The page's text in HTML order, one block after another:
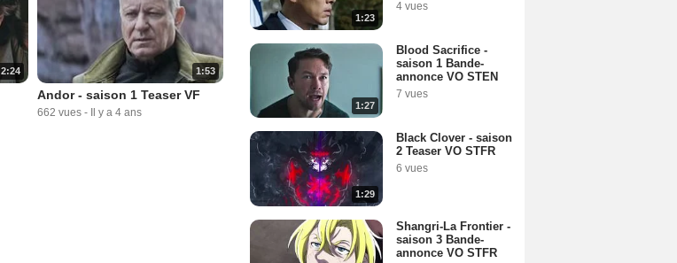
2:24 1:53
Andor - saison 1 Teaser VF
662 vues - Il y a 4 ans
1:23
4 vues
1:27
Blood Sacrifice -
saison 1 Bande-
annonce VO STEN
7 vues
1:29
Black Clover - saison
2 Teaser VO STFR
6 vues
Shangri-La Frontier -
saison 3 Bande-
annonce VO STFR